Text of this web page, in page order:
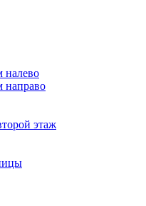
налево
направо
этаж